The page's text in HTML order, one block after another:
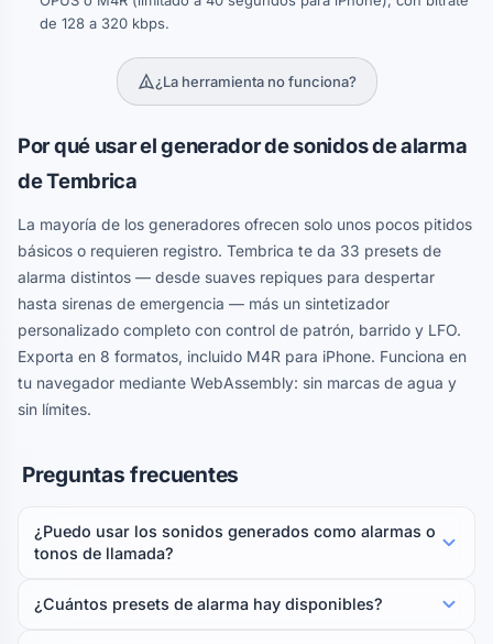
de 128 a 320 kbps.
¿La herramienta no funciona?
Por qué usar el generador de sonidos de alarma
de Tembrica
La mayoría de los generadores ofrecen solo unos pocos pitidos
básicos o requieren registro. Tembrica te da 33 presets de
alarma distintos — desde suaves repiques para despertar
hasta sirenas de emergencia — más un sintetizador
personalizado completo con control de patrón, barrido y LFO.
Exporta en 8 formatos, incluido M4R para iPhone. Funciona en
tu navegador mediante WebAssembly: sin marcas de agua y
sin límites.
Preguntas frecuentes
¿Puedo usar los sonidos generados como alarmas o
tonos de llamada?
¿Cuántos presets de alarma hay disponibles?